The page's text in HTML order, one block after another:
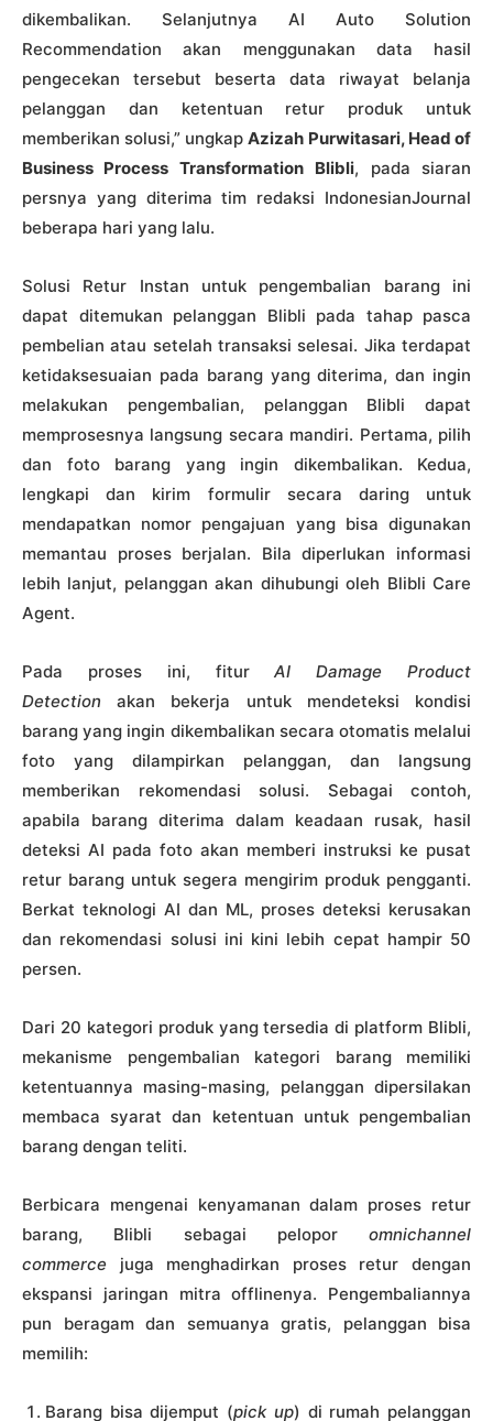
dikembalikan. Selanjutnya AI Auto Solution
Recommendation akan menggunakan data hasil
pengecekan tersebut beserta data riwayat belanja
pelanggan dan ketentuan retur produk untuk
memberikan solusi,” ungkap Azizah Purwitasari, Head of
Business Process Transformation Blibli, pada siaran
persnya yang diterima tim redaksi IndonesianJournal
beberapa hari yang lalu.
Solusi Retur Instan untuk pengembalian barang ini
dapat ditemukan pelanggan Blibli pada tahap pasca
pembelian atau setelah transaksi selesai. Jika terdapat
ketidaksesuaian pada barang yang diterima, dan ingin
melakukan pengembalian, pelanggan Blibli dapat
memprosesnya langsung secara mandiri. Pertama, pilih
dan foto barang yang ingin dikembalikan. Kedua,
lengkapi dan kirim formulir secara daring untuk
mendapatkan nomor pengajuan yang bisa digunakan
memantau proses berjalan. Bila diperlukan informasi
lebih lanjut, pelanggan akan dihubungi oleh Blibli Care
Agent.
Pada proses ini, fiturAI Damage Product
Detection akan bekerja untuk mendeteksi kondisi
barang yang ingin dikembalikan secara otomatis melalui
foto yang dilampirkan pelanggan, dan langsung
memberikan rekomendasi solusi. Sebagai contoh,
apabila barang diterima dalam keadaan rusak, hasil
deteksi AI pada foto akan memberi instruksi ke pusat
retur barang untuk segera mengirim produk pengganti.
Berkat teknologi AI dan ML, proses deteksi kerusakan
dan rekomendasi solusi ini kini lebih cepat hampir 50
persen.
Dari 20 kategori produk yang tersedia di platform Blibli,
mekanisme pengembalian kategori barang memiliki
ketentuannya masing-masing, pelanggan dipersilakan
membaca syarat dan ketentuan untuk pengembalian
barang dengan teliti.
Berbicara mengenai kenyamanan dalam proses retur
barang, Blibli sebagai pelopor omnichannel
commerce juga menghadirkan proses retur dengan
ekspansi jaringan mitra offlinenya. Pengembaliannya
pun beragam dan semuanya gratis, pelanggan bisa
memilih:
Barang bisa dijemput (pick up) di rumah pelanggan